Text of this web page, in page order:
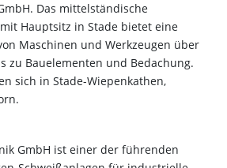
Das mittelständische
Hauptsitz in Stade bietet eine
Maschinen und Werkzeugen über
zu Bauelementen und Bedachung.
sich in Stade-Wiepenkathen,
GmbH ist einer der führenden